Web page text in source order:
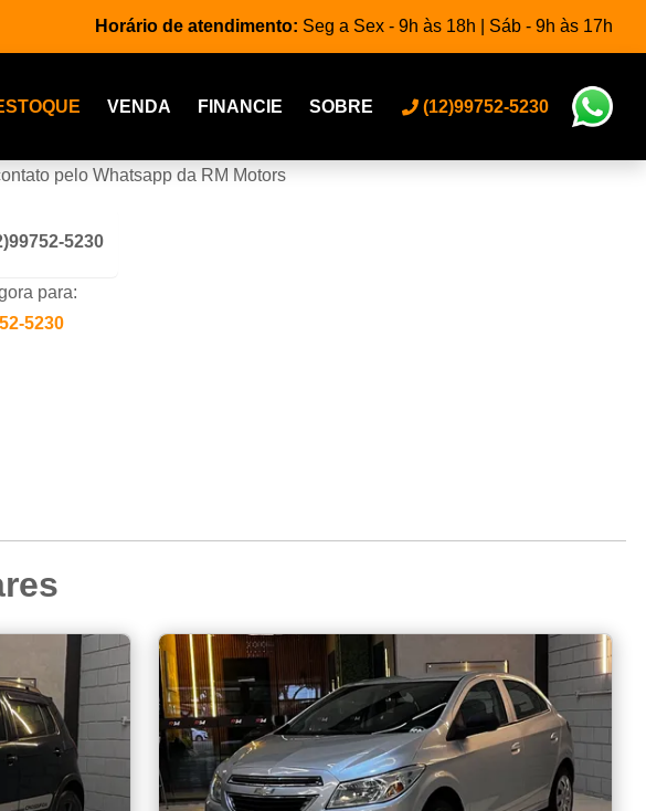
Horário de atendimento: Seg a Sex - 9h às 18h | Sáb - 9h às 17h
VENDA FINANCIE SOBRE (12)99752-5230
pelo Whatsapp da RM Motors
5230
para:
5230